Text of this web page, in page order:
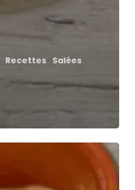
Recettes Salées